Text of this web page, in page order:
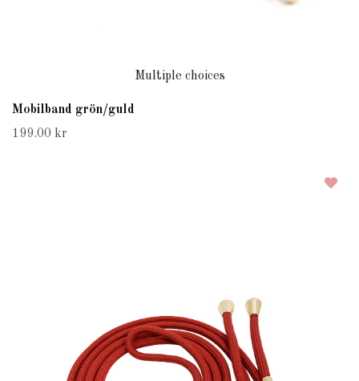
Multiple choices
Mobilband grön/guld
199.00 kr